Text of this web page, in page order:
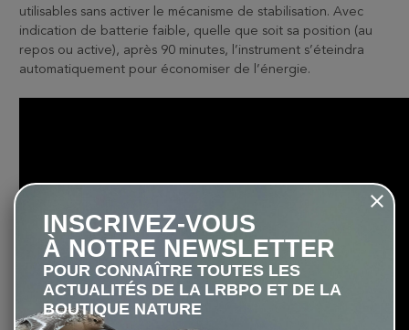
utilisables sans activer le mécanisme de stabilisation. Avec
indication de batterie faible, quelle que soit sa position (au
repos ou active), après 90 minutes, l’instrument s’éteindra
automatiquement pour économiser de l’énergie.
INSCRIVEZ-VOUS
À NOTRE NEWSLETTER
POUR CONNAÎTRE TOUTES LES
ACTUALITÉS DE LA LRBPO ET DE LA
BOUTIQUE NATURE